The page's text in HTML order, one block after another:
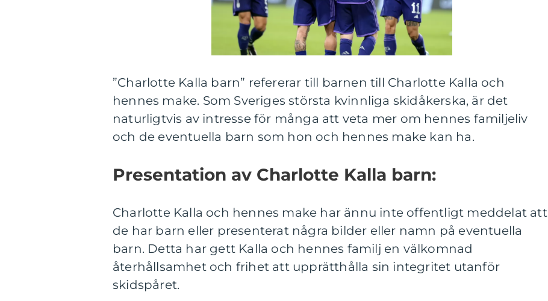
”Charlotte Kalla barn” refererar till barnen till Charlotte Kalla och
hennes make. Som Sveriges största kvinnliga skidåkerska, är det
naturligtvis av intresse för många att veta mer om hennes familjeliv
och de eventuella barn som hon och hennes make kan ha.
Presentation av Charlotte Kalla barn:
Charlotte Kalla och hennes make har ännu inte offentligt meddelat att
de har barn eller presenterat några bilder eller namn på eventuella
barn. Detta har gett Kalla och hennes familj en välkomnad
återhållsamhet och frihet att upprätthålla sin integritet utanför
skidspåret.